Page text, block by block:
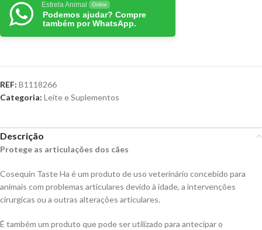
Estrela Animal Online
Podemos ajudar? Compre
também por WhatsApp.
REF: B1118266
Categoria: Leite e Suplementos
Descrição
Protege as articulações dos cães
Cosequin Taste Ha é um produto de uso veterinário concebido para
animais com problemas articulares devido à idade, a intervenções
cirurgicas ou a outras alterações articulares.
É também um produto que pode ser utilizado para antecipar o